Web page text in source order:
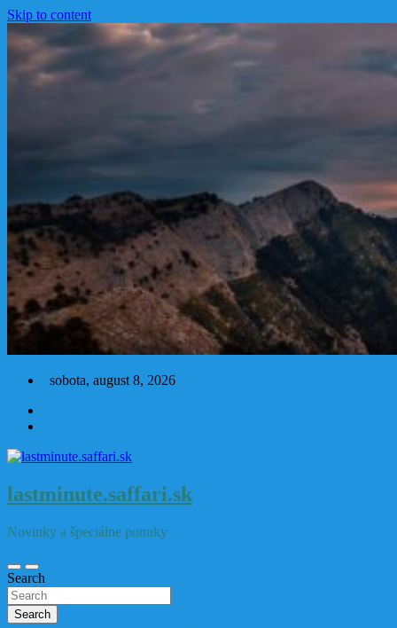
Skip to content
sobota, august 8, 2026
lastminute.saffari.sk
Novinky a špeciálne ponuky
Search
Search